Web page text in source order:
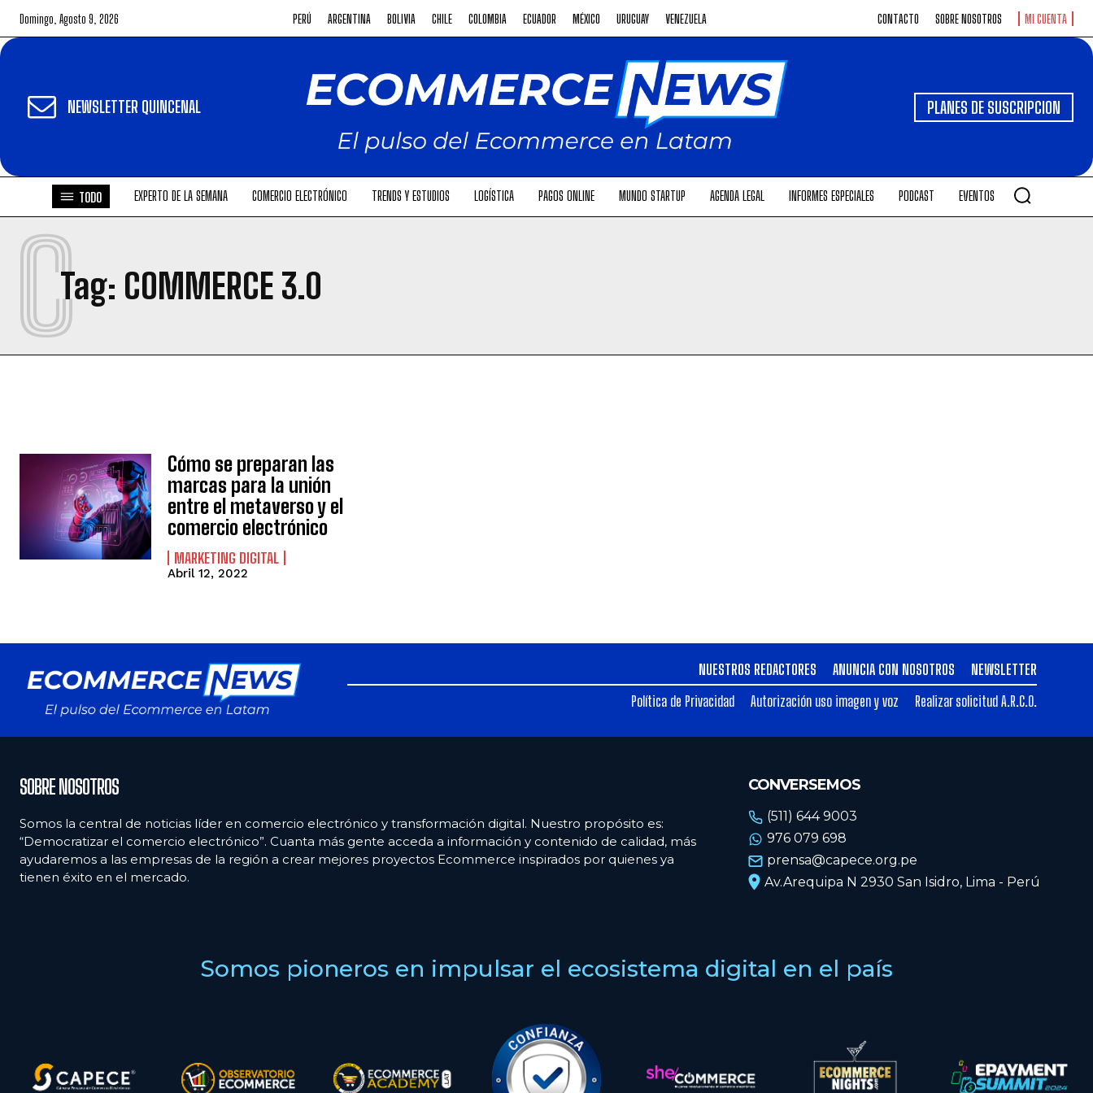
Domingo, Agosto 9, 2026 PERÚ ARGENTINA BOLIVIA CHILE COLOMBIA ECUADOR MÉXICO URUGUAY VENEZUELA CONTACTO SOBRE NOSOTROS MI CUENTA
NEWSLETTER QUINCENAL PLANES DE SUSCRIPCION
TODO EXPERTO DE LA SEMANA COMERCIO ELECTRÓNICO TRENDS Y ESTUDIOS LOGÍSTICA PAGOS ONLINE MUNDO STARTUP AGENDA LEGAL INFORMES ESPECIALES PODCAST EVENTOS
Tag: COMMERCE 3.0
C
Cómo se preparan las
marcas para la unión
entre el metaverso y el
comercio electrónico
MARKETING DIGITAL
Abril 12, 2022
NUESTROS REDACTORES ANUNCIA CON NOSOTROS
NEWSLETTER
Política de Privacidad
Autorización uso imagen y voz Realizar solicitud A.R.C.O.
SOBRE NOSOTROS
Somos la central de noticias líder en comercio electrónico y transformación digital. Nuestro propósito es:
“Democratizar el comercio electrónico”. Cuanta más gente acceda a información y contenido de calidad, más
ayudaremos a las empresas de la región a crear mejores proyectos Ecommerce inspirados por quienes ya
tienen éxito en el mercado.
CONVERSEMOS
(511) 644 9003
976 079 698
prensa@capece.org.pe
Av.Arequipa N 2930 San Isidro, Lima - Perú
Somos pioneros en impulsar el ecosistema digital en el país